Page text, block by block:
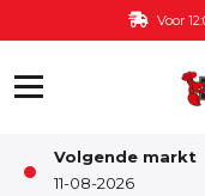
Ga naar de inhoud Voor
Volgende markt
11-08-2026